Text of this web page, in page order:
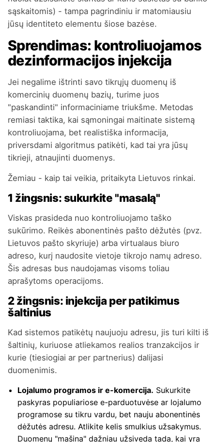
sąskaitomis) - tampa pagrindiniu ir matomiausiu
jūsų identiteto elementu šiose bazėse.
Sprendimas: kontroliuojamos
dezinformacijos injekcija
Jei negalime ištrinti savo tikrųjų duomenų iš
komercinių duomenų bazių, turime juos
"paskandinti" informaciniame triukšme. Metodas
remiasi taktika, kai sąmoningai maitinate sistemą
kontroliuojama, bet realistiška informacija,
priversdami algoritmus patikėti, kad tai yra jūsų
tikrieji, atnaujinti duomenys.
Žemiau - kaip tai veikia, pritaikyta Lietuvos rinkai.
1 žingsnis: sukurkite "masalą"
Viskas prasideda nuo kontroliuojamo taško
sukūrimo. Reikės abonentinės pašto dėžutės (pvz.
Lietuvos pašto skyriuje) arba virtualaus biuro
adreso, kurį naudosite vietoje tikrojo namų adreso.
Šis adresas bus naudojamas visoms toliau
aprašytoms operacijoms.
2 žingsnis: injekcija per patikimus
šaltinius
Kad sistemos patikėtų naujuoju adresu, jis turi kilti iš
šaltinių, kuriuose atliekamos realios tranzakcijos ir
kurie (tiesiogiai ar per partnerius) dalijasi
duomenimis.
Lojalumo programos ir e-komercija. Sukurkite
paskyras populiariose e-parduotuvėse ar lojalumo
programose su tikru vardu, bet nauju abonentinės
dėžutės adresu. Atlikite kelis smulkius užsakymus.
Duomenų "mašina" dažniau užsiveda tada, kai yra